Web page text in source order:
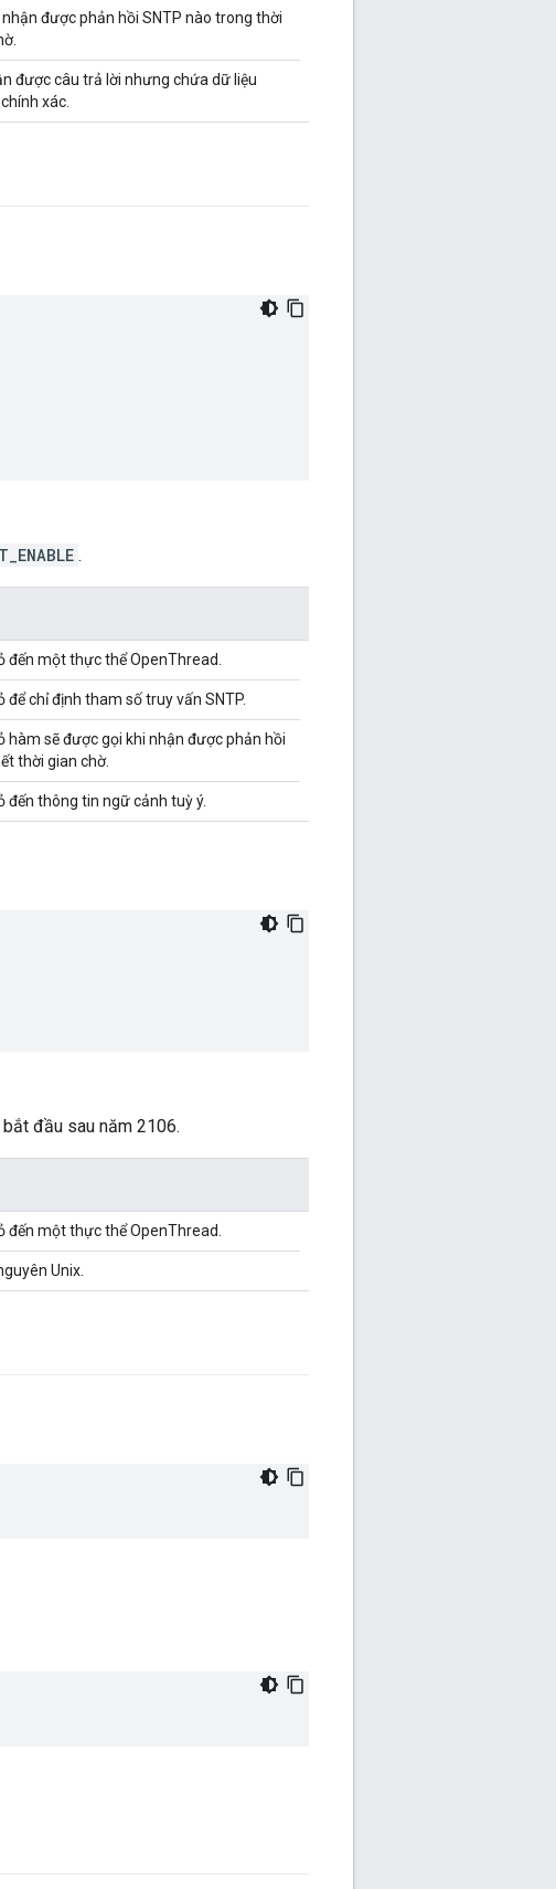
nhận được phản hồi SNTP nào trong thời
được câu trả lời nhưng chứa dữ liệu
xác.
.
đến một thực thể OpenThread.
để chỉ định tham số truy vấn SNTP.
hàm sẽ được gọi khi nhận được phản hồi
thời gian chờ.
đến thông tin ngữ cảnh tuỳ ý.
đầu sau năm 2106.
đến một thực thể OpenThread.
Unix.